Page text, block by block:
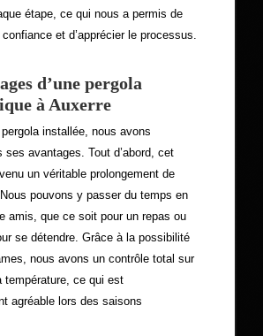
étape, ce qui nous a permis de
et d’apprécier le processus.
d’unepergola
à Auxerre
installée, nous avons
ses avantages. Tout d’abord, cet
un véritable prolongement de
pouvons y passer du temps en
amis, que ce soit pour un repas ou
se détendre. Grâce à la possibilité
nous avons un contrôle total sur
température, ce qui est
agréable lors des saisons